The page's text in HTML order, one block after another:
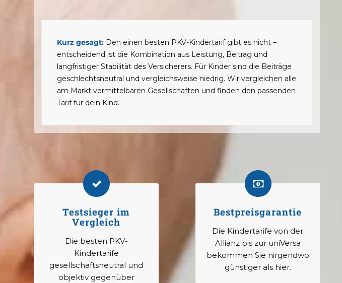
Kurz gesagt: Den einen besten PKV-Kindertarif gibt es nicht –
entscheidend ist die Kombination aus Leistung, Beitrag und
langfristiger Stabilität des Versicherers. Für Kinder sind die Beiträge
geschlechtsneutral und vergleichsweise niedrig. Wir vergleichen alle
am Markt vermittelbaren Gesellschaften und finden den passenden
Tarif für dein Kind.
Testsieger im
Vergleich
Die besten PKV-
Kindertarife
gesellschaftsneutral und
objektiv gegenüber
Bestpreisgarantie
Die Kindertarife von der
Allianz bis zur uniVersa
bekommen Sie nirgendwo
günstiger als hier.